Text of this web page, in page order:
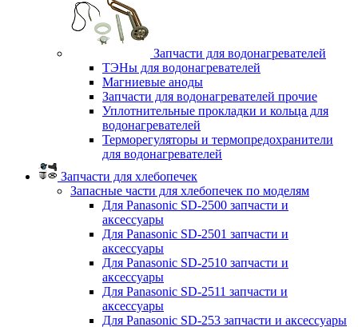
Запчасти для водонагревателей
ТЭНы для водонагревателей
Магниевые аноды
Запчасти для водонагревателей прочие
Уплотнительные прокладки и кольца для
водонагревателей
Терморегуляторы и термопредохранители
для водонагревателей
Запчасти для хлебопечек
Запасные части для хлебопечек по моделям
Для Panasonic SD-2500 запчасти и
аксессуары
Для Panasonic SD-2501 запчасти и
аксессуары
Для Panasonic SD-2510 запчасти и
аксессуары
Для Panasonic SD-2511 запчасти и
аксессуары
Для Panasonic SD-253 запчасти и аксессуары